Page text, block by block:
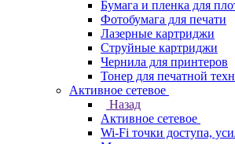
Бумага и пленка для
Фотобумага для печати
Лазерные картриджи
Струйные картриджи
Чернила для принтеров
Тонер для печатной
Активное сетевое
Назад
Активное сетевое
Wi-Fi точки доступа,